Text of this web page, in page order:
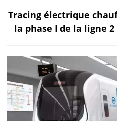
Tracing électrique
la phase I de la ligne